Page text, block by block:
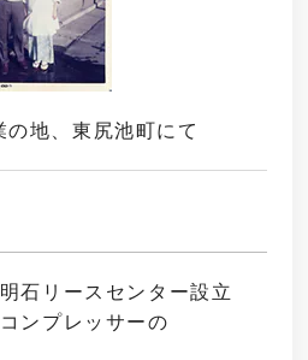
の地、東尻池町にて
石リースセンター設立
ンプレッサーの